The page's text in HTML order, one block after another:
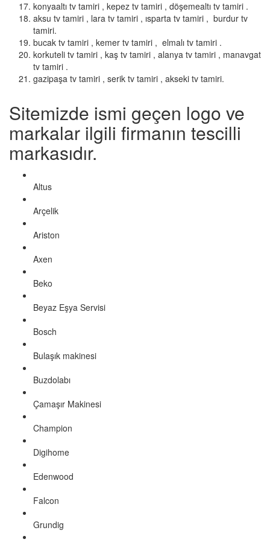
konyaaltı tv tamiri , kepez tv tamiri , döşemealtı tv tamiri .
aksu tv tamiri , lara tv tamiri , ısparta tv tamiri , burdur tv
tamiri.
bucak tv tamiri , kemer tv tamiri , elmalı tv tamiri .
korkuteli tv tamiri , kaş tv tamiri , alanya tv tamiri , manavgat
tv tamiri .
gazipaşa tv tamiri , serik tv tamiri , akseki tv tamiri.
Sitemizde ismi geçen logo ve
markalar ilgili firmanın tescilli
markasıdır.
Altus
Arçelik
Ariston
Axen
Beko
Beyaz Eşya Servisi
Bosch
Bulaşık makinesi
Buzdolabı
Çamaşır Makinesi
Champion
Digihome
Edenwood
Falcon
Grundig